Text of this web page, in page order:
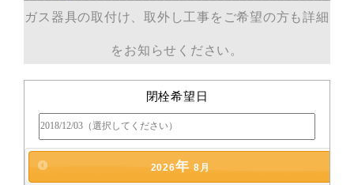
ガス器具の取付け、取外し工事をご希望の方も詳細
をお知らせください。
閉栓希望日
2026年8月